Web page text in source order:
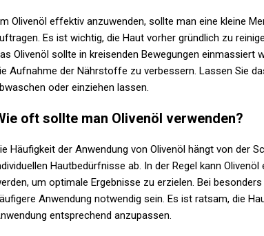
Olivenöl effektiv anzuwenden, sollte man eine kleine
Es ist wichtig, die Haut vorher gründlich zu
Olivenöl sollte in kreisenden Bewegungen einmassiert
Aufnahme der Nährstoffe zu verbessern. Lassen Sie
oder einziehen lassen.
oft sollte man Olivenöl verwenden?
Häufigkeit der Anwendung von Olivenöl hängt von der
Hautbedürfnisse ab. In der Regel kann
um optimale Ergebnisse zu erzielen. Bei
Anwendung notwendig sein. Es ist ratsam, die
entsprechend anzupassen.